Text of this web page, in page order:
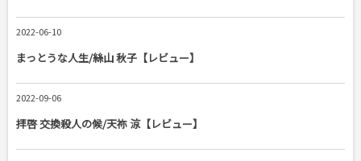
2022-06-10
まっとうな人生/絲山 秋子【レビュー】
2022-09-06
拝啓 交換殺人の候/天祢 涼【レビュー】